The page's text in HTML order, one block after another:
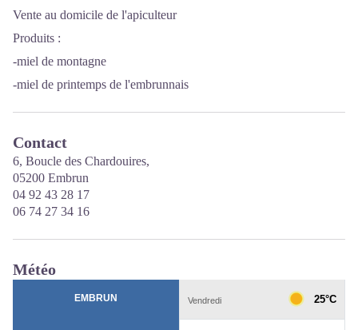
Vente au domicile de l'apiculteur
Produits :
-miel de montagne
-miel de printemps de l'embrunnais
Contact
6, Boucle des Chardouires,
05200 Embrun
04 92 43 28 17
06 74 27 34 16
Météo